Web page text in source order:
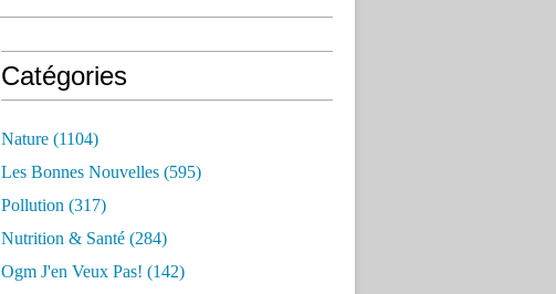
Catégories
Nature (1104)
Les Bonnes Nouvelles (595)
Pollution (317)
Nutrition & Santé (284)
Ogm J'en Veux Pas! (142)